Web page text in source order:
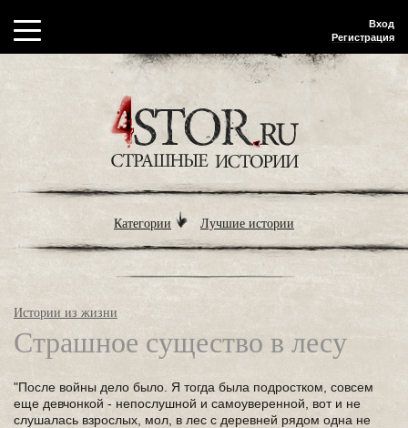
Вход
Регистрация
Категории Лучшие истории
Истории из жизни
Страшное существо в лесу
"После войны дело было. Я тогда была подростком, совсем
еще девчонкой - непослушной и самоуверенной, вот и не
слушалась взрослых, мол, в лес с деревней рядом одна не